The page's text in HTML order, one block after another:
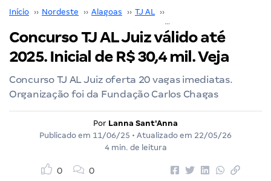
Início ›› Nordeste ›› Alagoas ›› TJ AL ››
Concurso TJ AL Juiz válido até
2025. Inicial de R$ 30,4 mil. Veja
Concurso TJ AL Juiz oferta 20 vagas imediatas.
Organização foi da Fundação Carlos Chagas
Por Lanna Sant'Anna
Publicado em 11/06/25 • Atualizado em 22/05/26
4 min. de leitura
0 0